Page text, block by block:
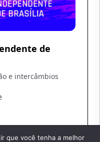
de
e intercâmbios
que você tenha a melhor